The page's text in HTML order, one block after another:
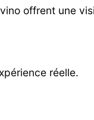
offrent une
réelle.